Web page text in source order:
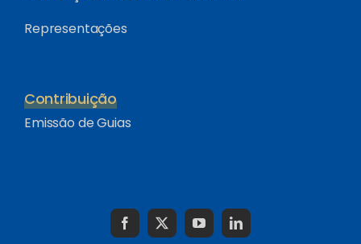
Representações
Contribuição
Emissão de Guias